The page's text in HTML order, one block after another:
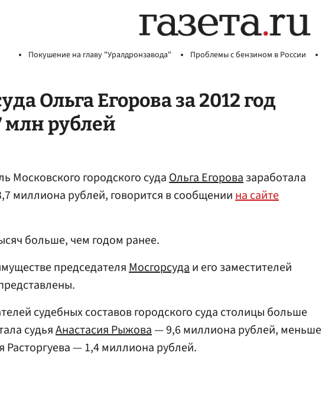
Покушение на главу "Уралдронзавода" Проблемы с бензином в России
Ольга Егорова за 2012 год
млн рублей
Московского городского судаОльга Егоровазаработала
миллиона рублей, говорится в сообщениина сайте
больше, чем годом ранее.
председателяМосгорсудаи его заместителей
судебных составов городского суда столицы больше
судьяАнастасия Рыжова— 9,6 миллиона рублей, меньше
Расторгуева — 1,4 миллиона рублей.